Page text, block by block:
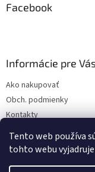
Tento web používa
tohto webu
Facebook
Informácie pre
Ako nakupovať
Obch. podmienky
Kontakty
Poslať ako darček